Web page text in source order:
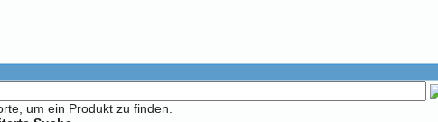
um ein Produkt zu finden.